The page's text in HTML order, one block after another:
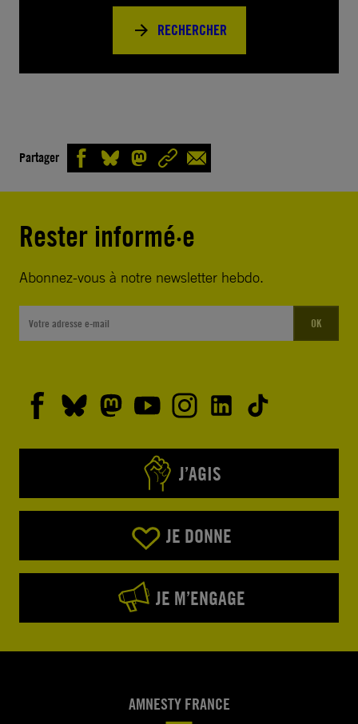
RECHERCHER
Partager
Rester informé·e
Abonnez-vous à notre newsletter hebdo.
OK
J’AGIS
JE DONNE
JE M’ENGAGE
AMNESTY FRANCE